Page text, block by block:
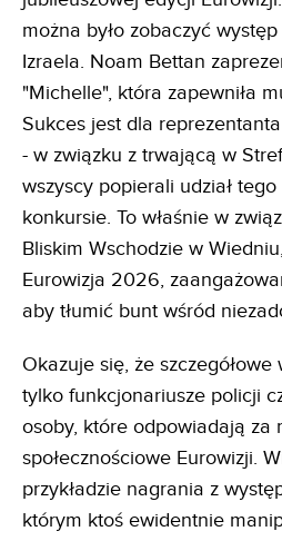
można było zobaczyć
Izraela. Noam Bettan
"Michelle", która zapewniła
Sukces jest dla
- w związku z trwającą w
wszyscy popierali udział
konkursie. To właśnie w
Bliskim Wschodzie w
Eurowizja 2026,
aby tłumić bunt wśród
Okazuje się, że
tylko funkcjonariusze policji
osoby, które odpowiadają za
społecznościowe Eurowizji.
przykładzie nagrania z
którym ktoś ewidentnie